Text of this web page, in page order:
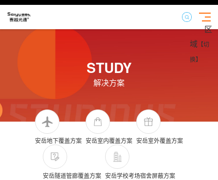
区
域 【切
换】
STUDY
解决方案
安岳地下覆盖方案 安岳室内覆盖方案 安岳室外覆盖方案
安岳隧道管廊覆盖方案 安岳学校考场宿舍屏蔽方案